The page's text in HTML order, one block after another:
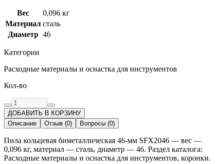
Вес
0,096 кг
Материал сталь
Диаметр 46
Категории
Расходные материалы и оснастка для инструментов
Кол-во
ДОБАВИТЬ В КОРЗИНУ
Описание
Отзыв (0) Вопросы (0)
Пила кольцевая биметаллическая 46-мм SFX2046 — вес —
0,096 кг, материал — сталь, диаметр — 46. Раздел каталога:
Расходные материалы и оснастка для инструментов, коронки.